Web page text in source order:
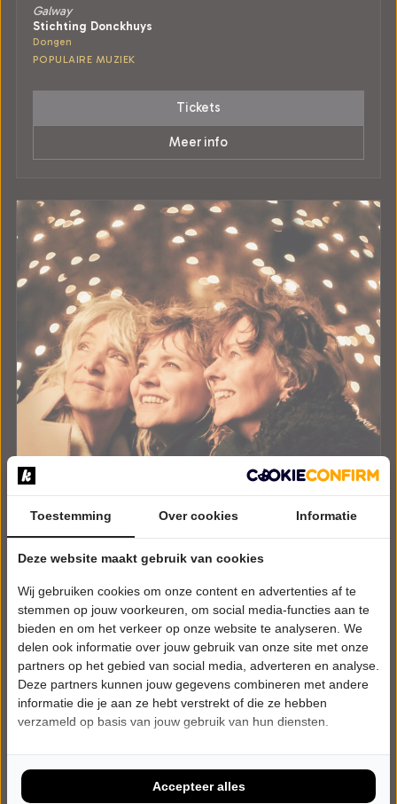
Galway
Stichting Donckhuys
Dongen
POPULAIRE MUZIEK
Tickets
Meer info
WOENSDAG 9 DECEMBER 2026 • 20:15 UUR
A Celtic Winter
Stichting Donckhuys
Dongen
WERELDMUZIEK
Tickets
Meer info
Toestemming Over cookies Informatie
Deze website maakt gebruik van cookies
Wij gebruiken cookies om onze content en advertenties af te
stemmen op jouw voorkeuren, om social media-functies aan te
bieden en om het verkeer op onze website te analyseren. We
delen ook informatie over jouw gebruik van onze site met onze
partners op het gebied van social media, adverteren en analyse.
Deze partners kunnen jouw gegevens combineren met andere
informatie die je aan ze hebt verstrekt of die ze hebben
verzameld op basis van jouw gebruik van hun diensten.
Accepteer alles